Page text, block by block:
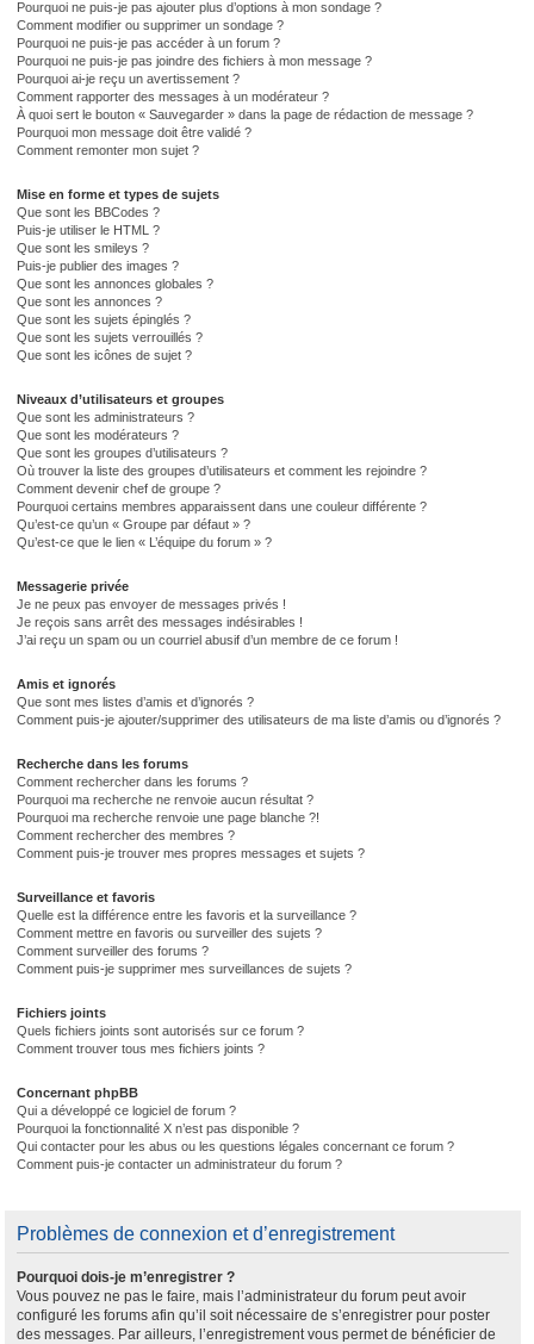
Pourquoi ne puis-je pas ajouter plus d’options à mon sondage ?
Comment modifier ou supprimer un sondage ?
Pourquoi ne puis-je pas accéder à un forum ?
Pourquoi ne puis-je pas joindre des fichiers à mon message ?
Pourquoi ai-je reçu un avertissement ?
Comment rapporter des messages à un modérateur ?
À quoi sert le bouton « Sauvegarder » dans la page de rédaction de message ?
Pourquoi mon message doit être validé ?
Comment remonter mon sujet ?
Mise en forme et types de sujets
Que sont les BBCodes ?
Puis-je utiliser le HTML ?
Que sont les smileys ?
Puis-je publier des images ?
Que sont les annonces globales ?
Que sont les annonces ?
Que sont les sujets épinglés ?
Que sont les sujets verrouillés ?
Que sont les icônes de sujet ?
Niveaux d’utilisateurs et groupes
Que sont les administrateurs ?
Que sont les modérateurs ?
Que sont les groupes d’utilisateurs ?
Où trouver la liste des groupes d’utilisateurs et comment les rejoindre ?
Comment devenir chef de groupe ?
Pourquoi certains membres apparaissent dans une couleur différente ?
Qu’est-ce qu’un « Groupe par défaut » ?
Qu’est-ce que le lien « L’équipe du forum » ?
Messagerie privée
Je ne peux pas envoyer de messages privés !
Je reçois sans arrêt des messages indésirables !
J’ai reçu un spam ou un courriel abusif d’un membre de ce forum !
Amis et ignorés
Que sont mes listes d’amis et d’ignorés ?
Comment puis-je ajouter/supprimer des utilisateurs de ma liste d’amis ou d’ignorés ?
Recherche dans les forums
Comment rechercher dans les forums ?
Pourquoi ma recherche ne renvoie aucun résultat ?
Pourquoi ma recherche renvoie une page blanche ?!
Comment rechercher des membres ?
Comment puis-je trouver mes propres messages et sujets ?
Surveillance et favoris
Quelle est la différence entre les favoris et la surveillance ?
Comment mettre en favoris ou surveiller des sujets ?
Comment surveiller des forums ?
Comment puis-je supprimer mes surveillances de sujets ?
Fichiers joints
Quels fichiers joints sont autorisés sur ce forum ?
Comment trouver tous mes fichiers joints ?
Concernant phpBB
Qui a développé ce logiciel de forum ?
Pourquoi la fonctionnalité X n’est pas disponible ?
Qui contacter pour les abus ou les questions légales concernant ce forum ?
Comment puis-je contacter un administrateur du forum ?
Problèmes de connexion et d’enregistrement
Pourquoi dois-je m’enregistrer ?
Vous pouvez ne pas le faire, mais l’administrateur du forum peut avoir
configuré les forums afin qu’il soit nécessaire de s’enregistrer pour poster
des messages. Par ailleurs, l’enregistrement vous permet de bénéficier de